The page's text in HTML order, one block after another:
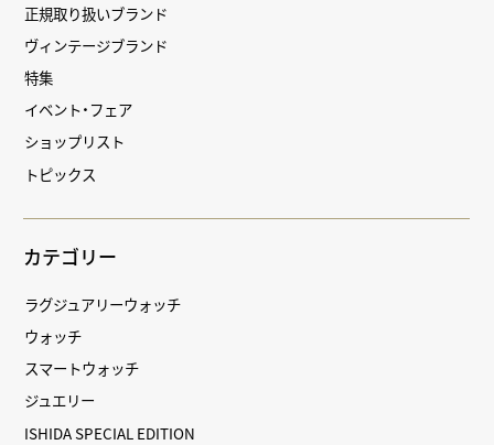
正規取り扱いブランド
ヴィンテージブランド
特集
イベント・フェア
ショップリスト
トピックス
カテゴリー
ラグジュアリーウォッチ
ウォッチ
スマートウォッチ
ジュエリー
ISHIDA SPECIAL EDITION